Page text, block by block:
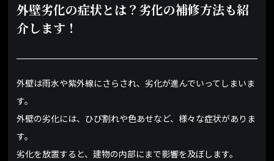
外壁劣化の症状とは？劣化の補修方法も紹
介します！
外壁は雨水や紫外線にさらされ、劣化が進んでいってしまいま
す。
外壁の劣化には、ひび割れや色あせなど、様々な症状がありま
す。
劣化を放置すると、建物の内部にまで影響を及ぼします。